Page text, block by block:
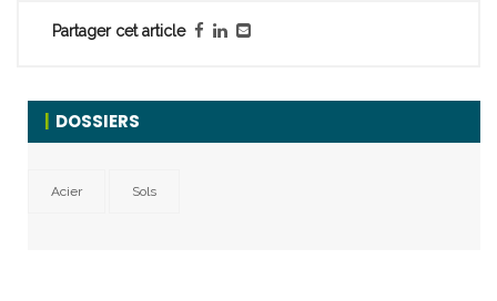
Partager cet article
DOSSIERS
Acier Sols